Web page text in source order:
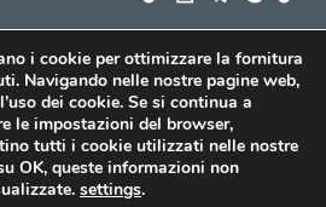
i cookie per ottimizzare la fornitura
Navigando nelle nostre pagine web,
dei cookie. Se si continua a
le impostazioni del browser,
tutti i cookie utilizzati nelle nostre
OK, queste informazioni non
settings.